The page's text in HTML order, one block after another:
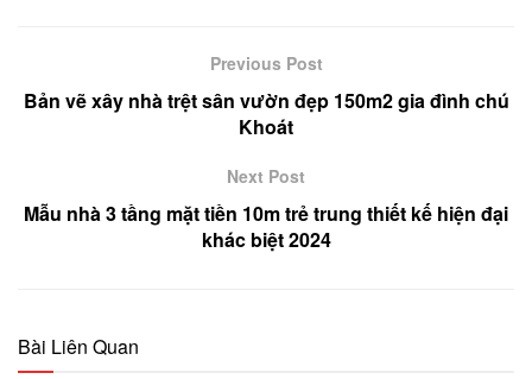
Previous Post
Bản vẽ xây nhà trệt sân vườn đẹp 150m2 gia đình chú
Khoát
Next Post
Mẫu nhà 3 tầng mặt tiền 10m trẻ trung thiết kế hiện đại
khác biệt 2024
Bài Liên Quan